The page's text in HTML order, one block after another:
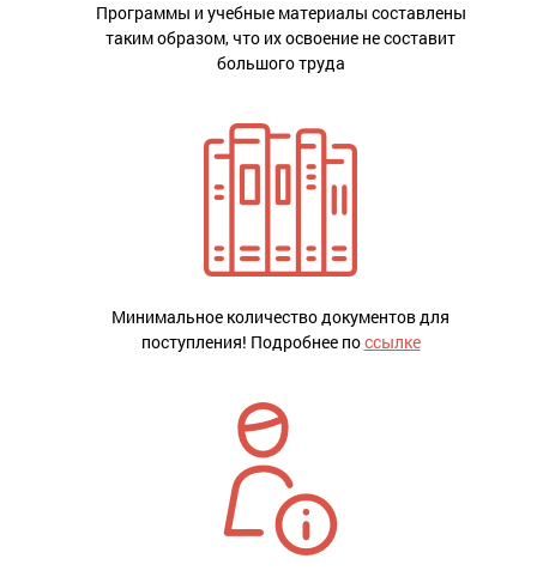
Программы и учебные материалы составлены
таким образом, что их освоение не составит
большого труда
Минимальное количество документов для
поступления! Подробнее поссылке